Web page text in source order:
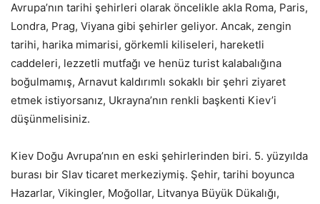
Avrupa’nın tarihi şehirleri olarak öncelikle akla Roma, Paris,
Londra, Prag, Viyana gibi şehirler geliyor. Ancak, zengin
tarihi, harika mimarisi, görkemli kiliseleri, hareketli
caddeleri, lezzetli mutfağı ve henüz turist kalabalığına
boğulmamış, Arnavut kaldırımlı sokaklı bir şehri ziyaret
etmek istiyorsanız, Ukrayna’nın renkli başkenti Kiev’i
düşünmelisiniz.
Kiev Doğu Avrupa’nın en eski şehirlerinden biri. 5. yüzyılda
burası bir Slav ticaret merkeziymiş. Şehir, tarihi boyunca
Hazarlar, Vikingler, Moğollar, Litvanya Büyük Dükalığı,